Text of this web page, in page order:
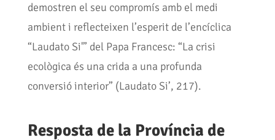
demostren el seu compromís amb el medi
ambient i reflecteixen l’esperit de l’encíclica
“Laudato Si'” del Papa Francesc: “La crisi
ecològica és una crida a una profunda
conversió interior” (Laudato Si’, 217).
Resposta de la Província de